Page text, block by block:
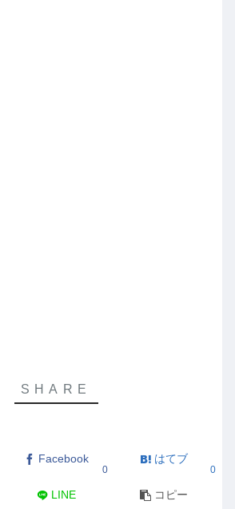
Facebook
0
はてブ
0
LINE コピー